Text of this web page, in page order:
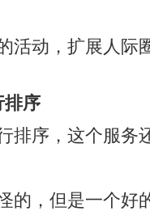
活动，扩展人际
排序
排序，这个服务
的，但是一个好